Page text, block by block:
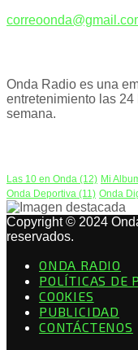
Onda Radio es una
entretenimiento las
semana.
Las 10 en Onda (12) Mi
Onda Deportiva (11) Onda
Copyright © 2024
reservados.
ONDA RADIO
POLÍTICAS DE
COOKIES
PUBLICIDAD
CONTÁCTENOS